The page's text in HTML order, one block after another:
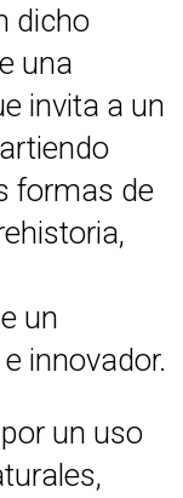
dicho
una
invita a un
formas de
un
innovador.
un uso